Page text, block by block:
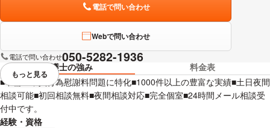
電話で問い合わせ
Webで問い合わせ
電話で問い合わせ050-5282-1936
弁護士の強み
料金表
■不倫・不貞行為慰謝料問題に特化■1000件以上の豊富な実績■土日夜間
相談可能■初回相談無料■夜間相談対応■完全個室■24時間メール相談受
付中です。
経験・資格
視覚的に省略されている要素を
もっと見る